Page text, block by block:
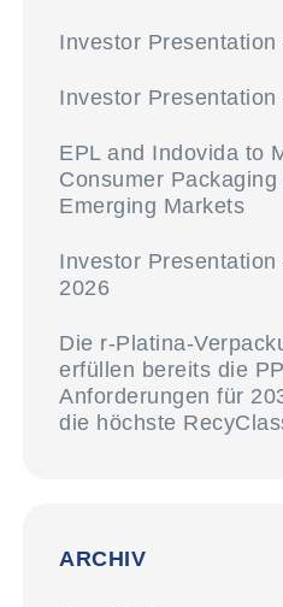
Investor
Investor
EPL and Indovida to
Consumer
Emerging Markets
Investor
2026
Die r-Platina-
erfüllen bereits die
Anforderungen für
die höchste
ARCHIV